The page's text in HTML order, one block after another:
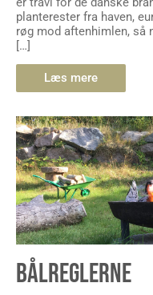
planterester fra haven,
røg mod aftenhimlen, så
[…]
Læs mere
BÅLREGLERNE